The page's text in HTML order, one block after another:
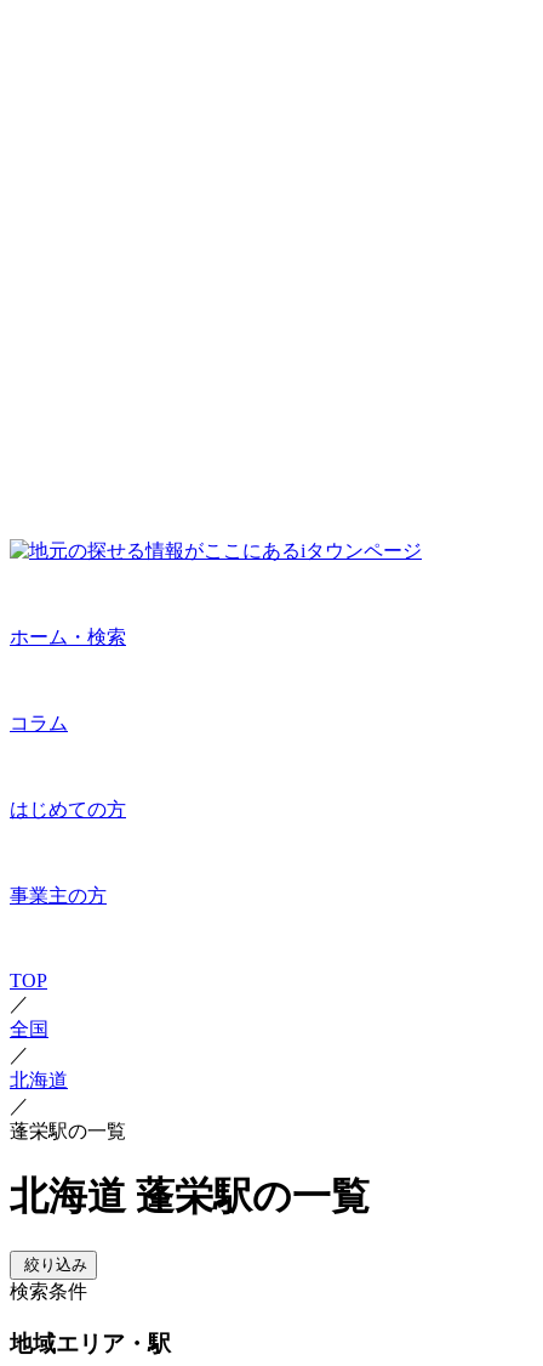
ホーム・検索
コラム
はじめての方
事業主の方
TOP
／
全国
／
北海道
／
蓬栄駅の一覧
北海道 蓬栄駅の一覧
絞り込み
検索条件
地域エリア・駅